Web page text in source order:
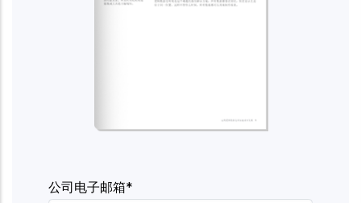
公司电子邮箱*